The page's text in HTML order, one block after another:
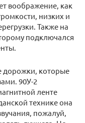
воображение, как
низких и
Также на
подключался
дорожки, которые
90У-2
ленте
технике она
пожалуй,